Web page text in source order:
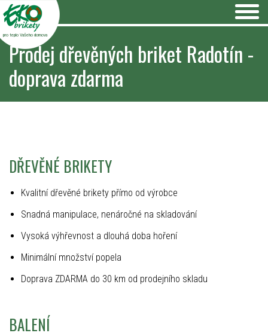
pro teplo Vašeho domova
Prodej dřevěných briket Radotín -
doprava zdarma
DŘEVĚNÉ BRIKETY
Kvalitní dřevěné brikety přímo od výrobce
Snadná manipulace, nenáročné na skladování
Vysoká výhřevnost a dlouhá doba hoření
Minimální množství popela
Doprava ZDARMA do 30 km od prodejního skladu
BALENÍ